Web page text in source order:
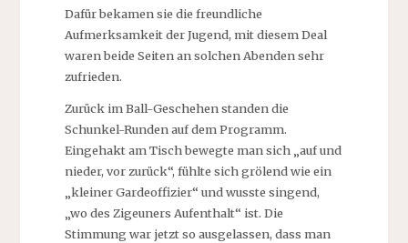
Dafür bekamen sie die freundliche
Aufmerksamkeit der Jugend, mit diesem Deal
waren beide Seiten an solchen Abenden sehr
zufrieden.
Zurück im Ball-Geschehen standen die
Schunkel-Runden auf dem Programm.
Eingehakt am Tisch bewegte man sich „auf und
nieder, vor zurück“, fühlte sich grölend wie ein
„kleiner Gardeoffizier“ und wusste singend,
„wo des Zigeuners Aufenthalt“ ist. Die
Stimmung war jetzt so ausgelassen, dass man